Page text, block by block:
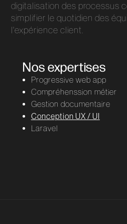
digitalisation des processus
simplifier le quotidien des
l'expérience client.
Nos expertises
Progressive web app
Compréhenssion métier
Gestion documentaire
Conception UX / UI
Laravel